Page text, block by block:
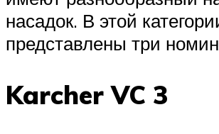
насадок. В этой
представлены три
Karcher VC 3